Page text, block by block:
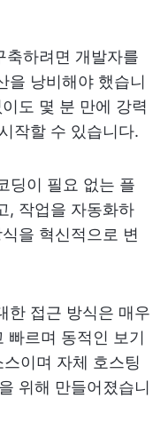
축하려면 개발자를
을 낭비해야 했습니
도 몇 분 만에 강력
작할 수 있습니다.
딩이 필요 없는 플
, 작업을 자동화하
을 혁신적으로 변
한 접근 방식은 매우
르며 동적인 보기
이며 자체 호스팅
위해 만들어졌습니